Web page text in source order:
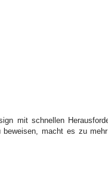
mit schnellen
macht es zu